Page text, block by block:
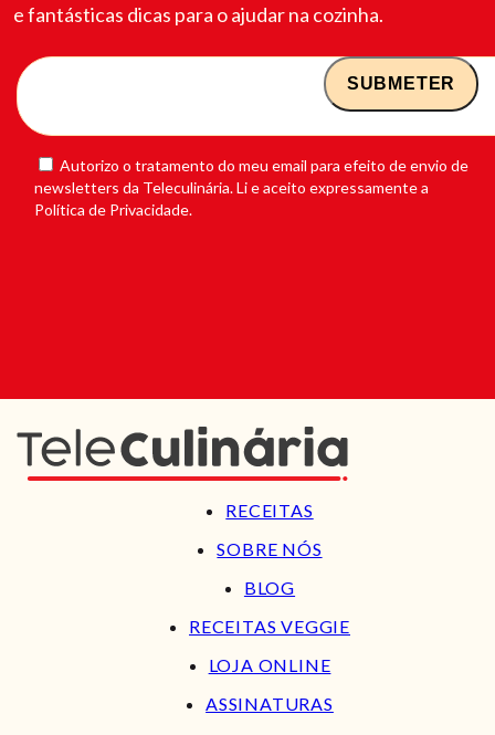
e fantásticas dicas para o ajudar na cozinha.
Autorizo o tratamento do meu email para efeito de envio de
newsletters da Teleculinária. Li e aceito expressamente a
Política de Privacidade.
RECEITAS
SOBRE NÓS
BLOG
RECEITAS VEGGIE
LOJA ONLINE
ASSINATURAS